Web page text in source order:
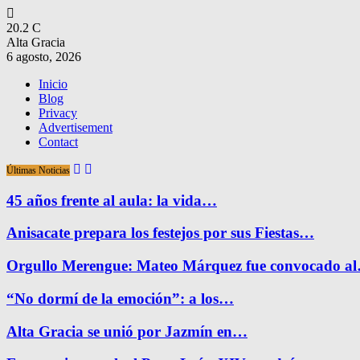
20.2 C
Alta Gracia
6 agosto, 2026
Inicio
Blog
Privacy
Advertisement
Contact
Últimas Noticias
45 años frente al aula: la vida…
Anisacate prepara los festejos por sus Fiestas…
Orgullo Merengue: Mateo Márquez fue convocado
“No dormí de la emoción”: a los…
Alta Gracia se unió por Jazmín en…